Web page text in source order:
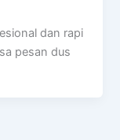
dan rapi
pesan dus